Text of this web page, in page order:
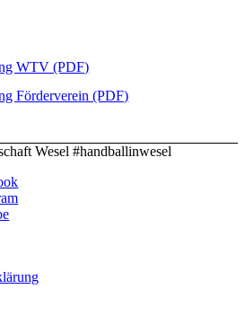
WTV (PDF)
Förderverein (PDF)
Wesel #handballinwesel